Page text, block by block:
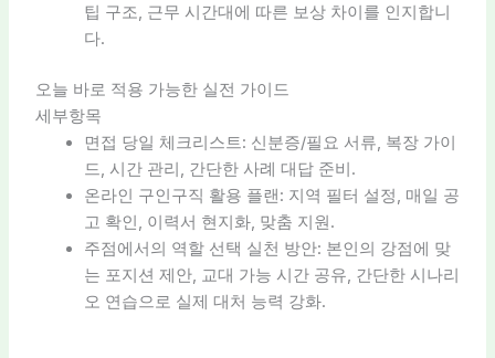
팁 구조, 근무 시간대에 따른 보상 차이를 인지합니
다.
오늘 바로 적용 가능한 실전 가이드
세부항목
면접 당일 체크리스트: 신분증/필요 서류, 복장 가이
드, 시간 관리, 간단한 사례 대답 준비.
온라인 구인구직 활용 플랜: 지역 필터 설정, 매일 공
고 확인, 이력서 현지화, 맞춤 지원.
주점에서의 역할 선택 실천 방안: 본인의 강점에 맞
는 포지션 제안, 교대 가능 시간 공유, 간단한 시나리
오 연습으로 실제 대처 능력 강화.